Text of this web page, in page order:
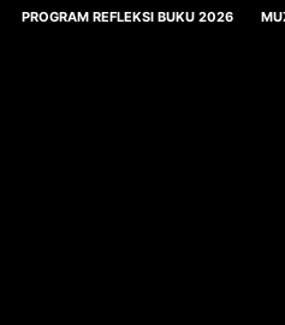
PROGRAM REFLEKSI BUKU 2026